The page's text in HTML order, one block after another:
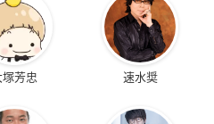
芳忠 速水奨